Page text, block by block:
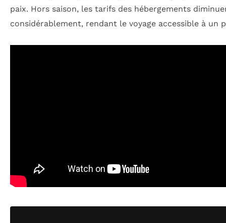
paix. Hors saison, les tarifs des hébergements
considérablement, rendant le voyage accessible à un